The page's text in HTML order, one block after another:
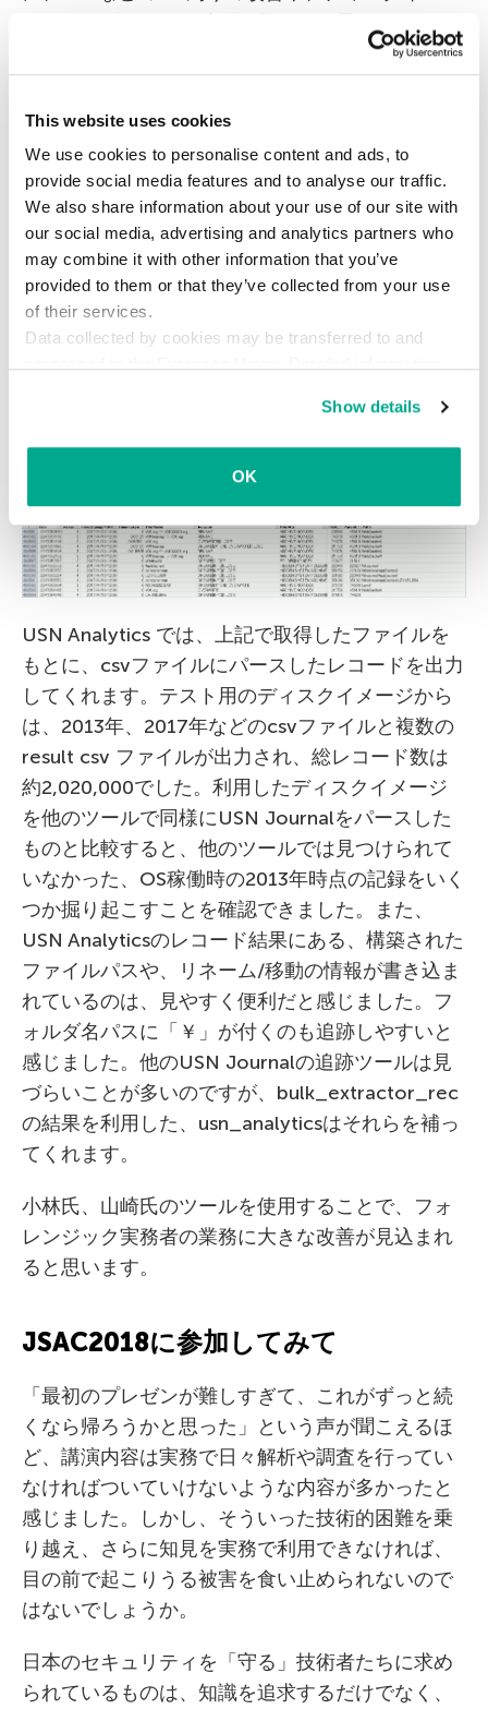
This website uses cookies
We use cookies to personalise content and ads, to
provide social media features and to analyse our traffic.
We also share information about your use of our site with
our social media, advertising and analytics partners who
may combine it with other information that you’ve
provided to them or that they’ve collected from your use
of their services.
Data collected by cookies may be transferred to and
Show details
OK
今回は Windows 2008 R2のサーバーで試しまし
ウトプットフォルダは約320MBでした。
USN Analytics では、上記で取得したファイルを
もとに、csvファイルにパースしたレコードを出力
してくれます。テスト用のディスクイメージから
は、2013年、2017年などのcsvファイルと複数の
result csv ファイルが出力され、総レコード数は
約2,020,000でした。利用したディスクイメージ
を他のツールで同様にUSN Journalをパースした
ものと比較すると、他のツールでは見つけられて
いなかった、OS稼働時の2013年時点の記録をいく
つか掘り起こすことを確認できました。また、
USN Analyticsのレコード結果にある、構築された
ファイルパスや、リネーム/移動の情報が書き込ま
れているのは、見やすく便利だと感じました。フ
ォルダ名パスに「￥」が付くのも追跡しやすいと
感じました。他のUSN Journalの追跡ツールは見
づらいことが多いのですが、bulk_extractor_rec
の結果を利用した、usn_analyticsはそれらを補っ
てくれます。
小林氏、山崎氏のツールを使用することで、フォ
レンジック実務者の業務に大きな改善が見込まれ
ると思います。
JSAC2018に参加してみて
「最初のプレゼンが難しすぎて、これがずっと続
くなら帰ろうかと思った」という声が聞こえるほ
ど、講演内容は実務で日々解析や調査を行ってい
なければついていけないような内容が多かったと
感じました。しかし、そういった技術的困難を乗
り越え、さらに知見を実務で利用できなければ、
目の前で起こりうる被害を食い止められないので
はないでしょうか。
日本のセキュリティを「守る」技術者たちに求め
られているものは、知識を追求するだけでなく、